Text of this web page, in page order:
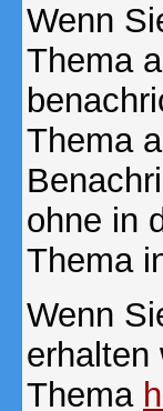
Wenn
Thema
Thema
ohne in
Thema
Wenn
erhalten
Thema